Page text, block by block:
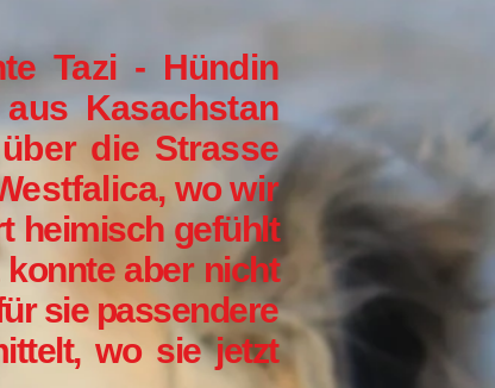
Tazi - Hündin
Kasachstan
die Strasse
wo wir
heimisch gefühlt
aber nicht
sie passendere
wo sie jetzt